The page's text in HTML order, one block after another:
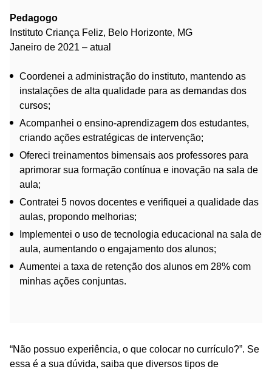
Pedagogo
Instituto Criança Feliz, Belo Horizonte, MG
Janeiro de 2021 – atual
Coordenei a administração do instituto, mantendo as
instalações de alta qualidade para as demandas dos
cursos;
Acompanhei o ensino-aprendizagem dos estudantes,
criando ações estratégicas de intervenção;
Ofereci treinamentos bimensais aos professores para
aprimorar sua formação contínua e inovação na sala de
aula;
Contratei 5 novos docentes e verifiquei a qualidade das
aulas, propondo melhorias;
Implementei o uso de tecnologia educacional na sala de
aula, aumentando o engajamento dos alunos;
Aumentei a taxa de retenção dos alunos em 28% com
minhas ações conjuntas.
“Não possuo experiência, o que colocar no currículo?”. Se
essa é a sua dúvida, saiba que diversos tipos de